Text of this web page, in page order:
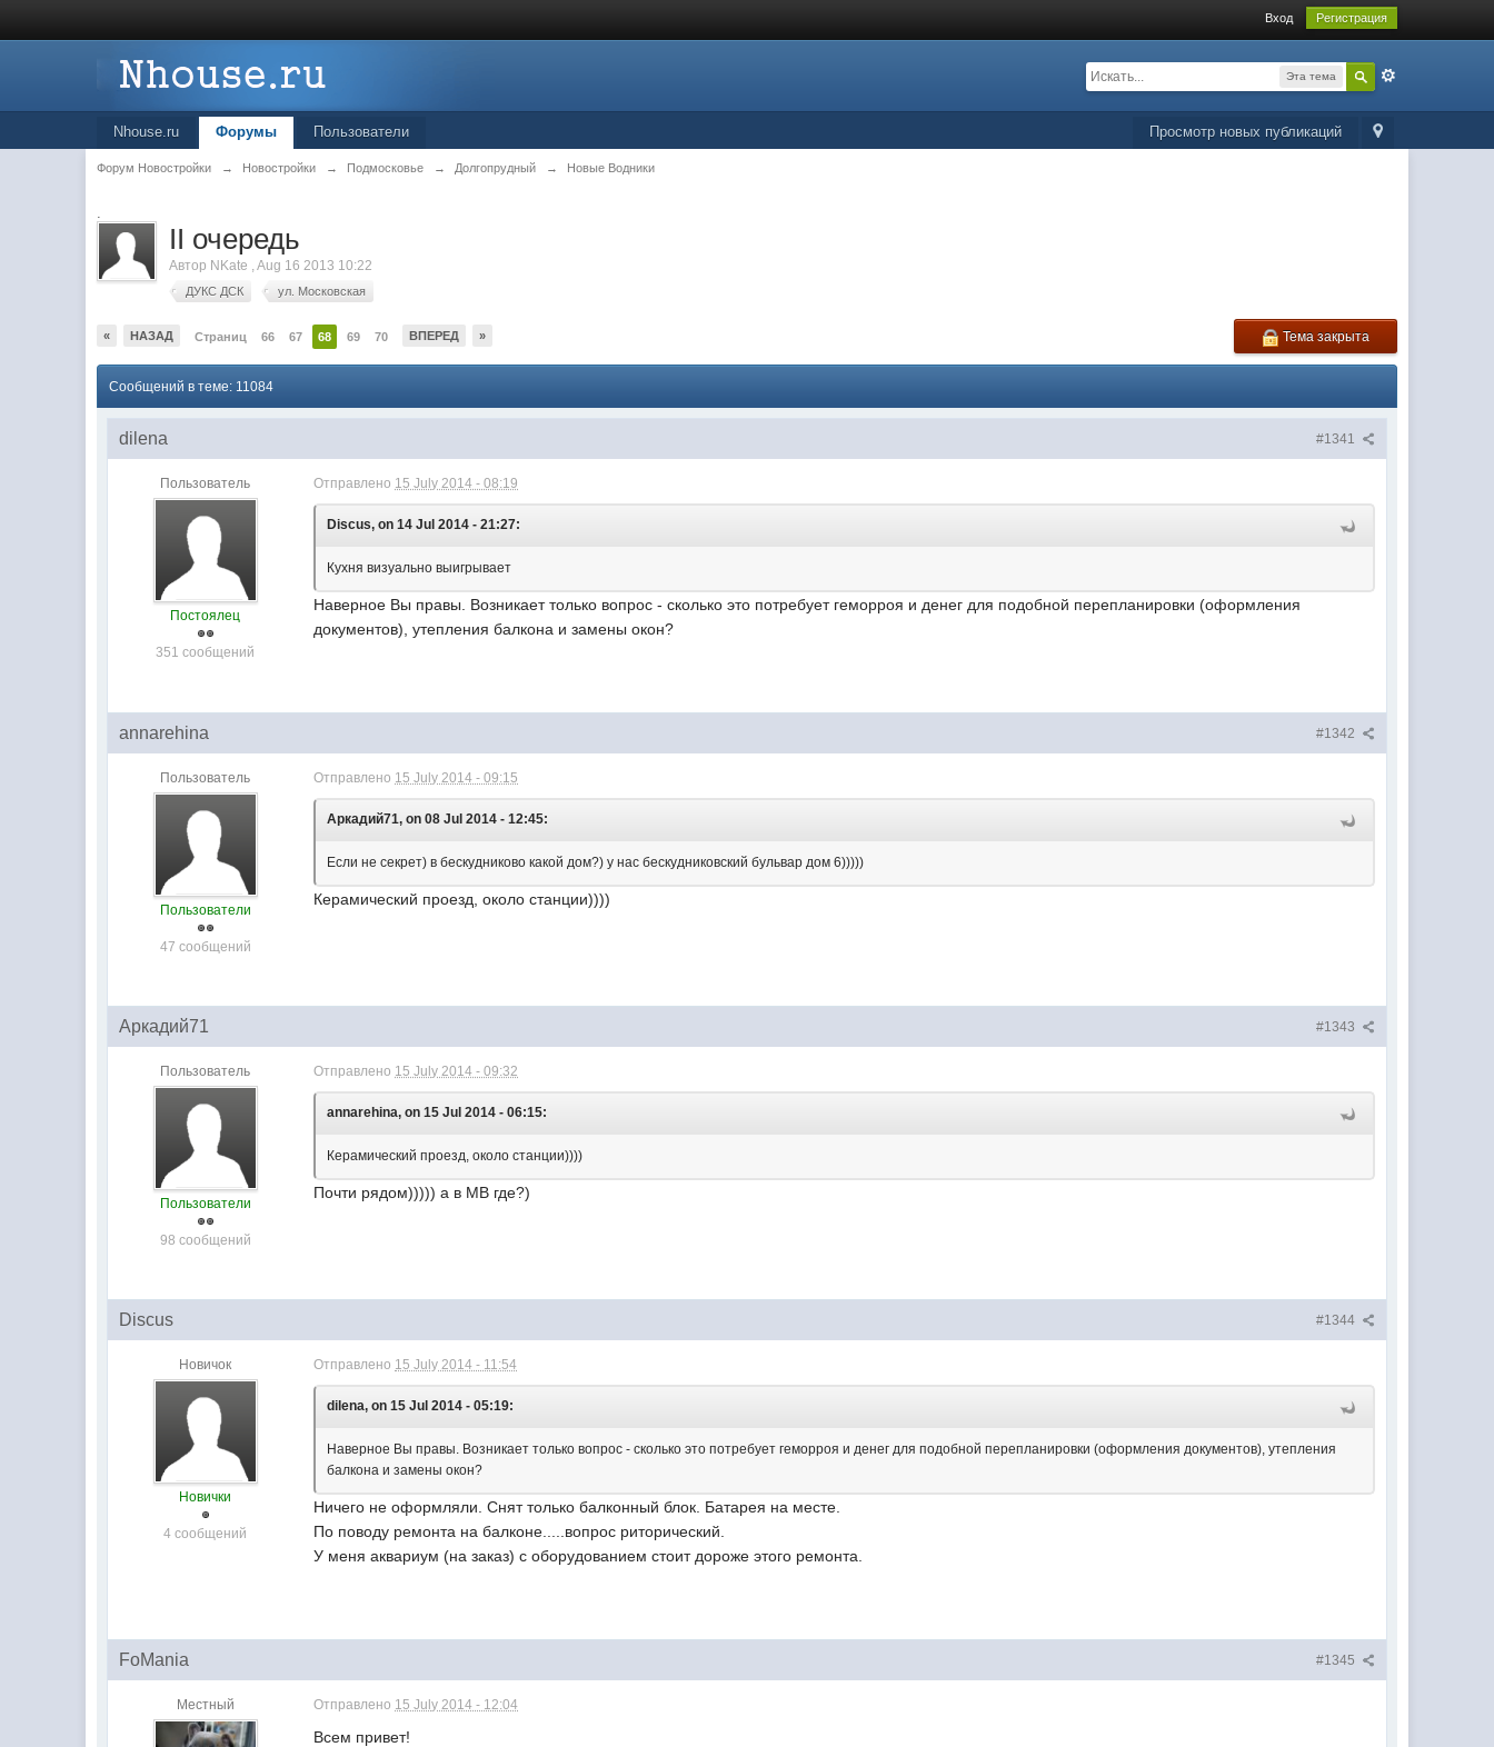
Вход Регистрация
Эта тема
Просмотр новых публикаций
Nhouse.ru Форумы Пользователи
Форум Новостройки → Новостройки → Подмосковье → Долгопрудный → Новые Водники
.
II очередь
Автор NKate ,Aug 16 2013 10:22
ДУКС ДСК ул. Московская
« НАЗАД Страниц 66 67 68 69 70 ВПЕРЕД » Тема закрыта
Сообщений в теме: 11084
#1341
dilena
Пользователь
Постоялец
351 сообщений
Отправлено 15 July 2014 - 08:19
Discus, on 14 Jul 2014 - 21:27:
Кухня визуально выигрывает
Наверное Вы правы. Возникает только вопрос - сколько это потребует геморроя и денег для подобной перепланировки (оформления
документов), утепления балкона и замены окон?
#1342
annarehina
Пользователь
Пользователи
47 сообщений
Отправлено 15 July 2014 - 09:15
Аркадий71, on 08 Jul 2014 - 12:45:
Если не секрет) в бескудниково какой дом?) у нас бескудниковский бульвар дом 6)))))
Керамический проезд, около станции))))
#1343
Аркадий71
Пользователь
Пользователи
98 сообщений
Отправлено 15 July 2014 - 09:32
annarehina, on 15 Jul 2014 - 06:15:
Керамический проезд, около станции))))
Почти рядом))))) а в МВ где?)
#1344
Discus
Новичок
Новички
4 сообщений
Отправлено 15 July 2014 - 11:54
dilena, on 15 Jul 2014 - 05:19:
Наверное Вы правы. Возникает только вопрос - сколько это потребует геморроя и денег для подобной перепланировки (оформления документов), утепления
балкона и замены окон?
Ничего не оформляли. Снят только балконный блок. Батарея на месте.
По поводу ремонта на балконе.....вопрос риторический.
У меня аквариум (на заказ) с оборудованием стоит дороже этого ремонта.
#1345
FoMania
Местный Отправлено 15 July 2014 - 12:04
Всем привет!